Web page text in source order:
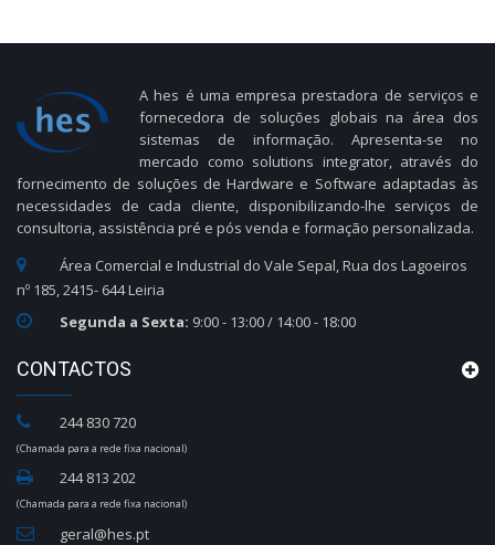
A hes é uma empresa prestadora de serviços e
fornecedora de soluções globais na área dos
sistemas de informação. Apresenta-se no
mercado como solutions integrator, através do
fornecimento de soluções de Hardware e Software adaptadas às
necessidades de cada cliente, disponibilizando-lhe serviços de
consultoria, assistência pré e pós venda e formação personalizada.
Área Comercial e Industrial do Vale Sepal, Rua dos Lagoeiros
nº 185, 2415- 644 Leiria
Segunda a Sexta: 9:00 - 13:00 / 14:00 - 18:00
CONTACTOS
244 830 720
(Chamada para a rede fixa nacional)
244 813 202
(Chamada para a rede fixa nacional)
geral@hes.pt